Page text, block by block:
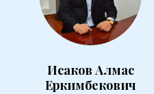
Исаков Алмас
Еркимбекович